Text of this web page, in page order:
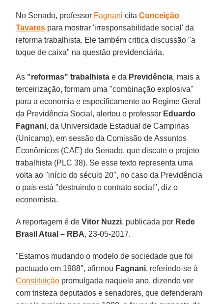
No Senado, professor Fagnani citaConceição
Tavares para mostrar 'irresponsabilidade social' da
reforma trabalhista. Ele também critica discussão "a
toque de caixa" na questão previdenciária.
As "reformas" trabalhista e da Previdência, mais a
terceirização, formam uma "combinação explosiva"
para a economia e especificamente ao Regime Geral
da Previdência Social, alertou o professor Eduardo
Fagnani, da Universidade Estadual de Campinas
(Unicamp), em sessão da Comissão de Assuntos
Econômicos (CAE) do Senado, que discute o projeto
trabalhista (PLC 38). Se esse texto representa uma
volta ao "início do século 20", no caso da Previdência
o país está "destruindo o contrato social", diz o
economista.
A reportagem é deVitor Nuzzi, publicada por Rede
Brasil Atual – RBA, 23-05-2017.
"Estamos mudando o modelo de sociedade que foi
pactuado em 1988", afirmou Fagnani, referindo-se à
Constituição promulgada naquele ano, dizendo ver
com tristeza deputados e senadores, que defenderam